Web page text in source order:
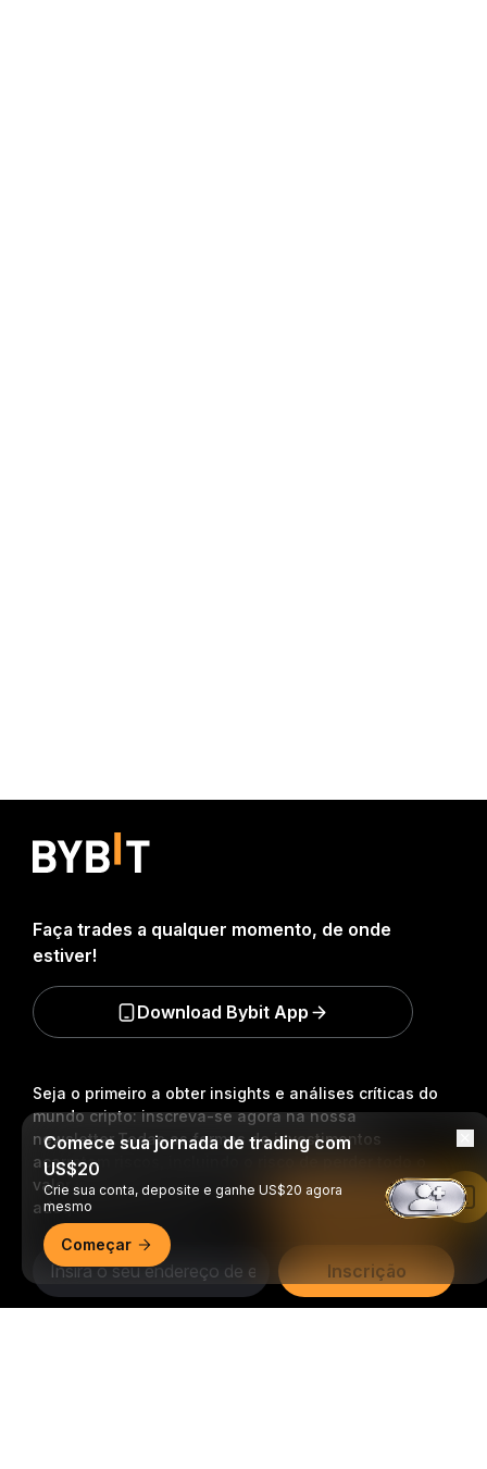
Seja o primeiro a obter insights e análises críticas do
mundo cripto: inscreva-se agora na nossa
newsletter. Todas as formas de investimentos
acarretam riscos, incluindo o risco de perder todo o
valor investido. Tais atividades podem não ser
adequadas para todos.
Inscrição
Faça trades a qualquer momento, de onde
estiver!
Download Bybit App
Comece sua jornada de trading com
US$20
Crie sua conta, deposite e ganhe US$20 agora
mesmo
Começar
Leia no app da Bybit